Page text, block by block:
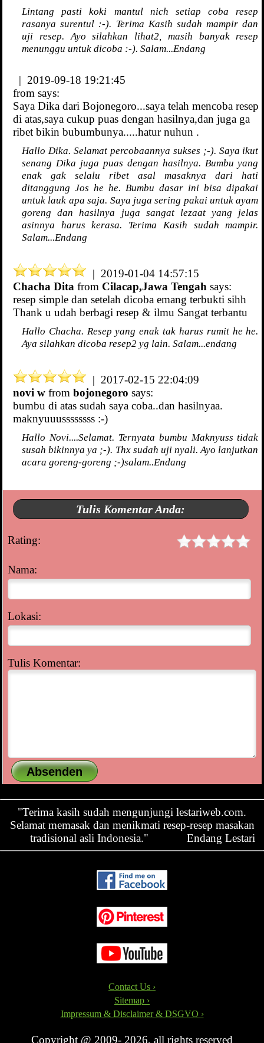
Lintang pasti koki mantul nich setiap coba resep
rasanya surentul :-). Terima Kasih sudah mampir dan
uji resep. Ayo silahkan lihat2, masih banyak resep
menunggu untuk dicoba :-). Salam...Endang
| 2019-09-18 19:21:45
from says:
Saya Dika dari Bojonegoro...saya telah mencoba resep
di atas,saya cukup puas dengan hasilnya,dan juga ga
ribet bikin bubumbunya.....hatur nuhun .
Hallo Dika. Selamat percobaannya sukses ;-). Saya ikut
senang Dika juga puas dengan hasilnya. Bumbu yang
enak gak selalu ribet asal masaknya dari hati
ditanggung Jos he he. Bumbu dasar ini bisa dipakai
untuk lauk apa saja. Saya juga sering pakai untuk ayam
goreng dan hasilnya juga sangat lezaat yang jelas
asinnya harus kerasa. Terima Kasih sudah mampir.
Salam...Endang
| 2019-01-04 14:57:15
Chacha Dita from Cilacap,Jawa Tengah says:
resep simple dan setelah dicoba emang terbukti sihh
Thank u udah berbagi resep & ilmu Sangat terbantu
Hallo Chacha. Resep yang enak tak harus rumit he he.
Aya silahkan dicoba resep2 yg lain. Salam...endang
| 2017-02-15 22:04:09
novi w from bojonegoro says:
bumbu di atas sudah saya coba..dan hasilnyaa.
maknyuuussssssss :-)
Hallo Novi....Selamat. Ternyata bumbu Maknyuss tidak
susah bikinnya ya ;-). Thx sudah uji nyali. Ayo lanjutkan
acara goreng-goreng ;-)salam..Endang
Tulis Komentar Anda:
Rating:
Nama:
Lokasi:
Tulis Komentar:
"Terima kasih sudah mengunjungi lestariweb.com.
Selamat memasak dan menikmati resep-resep masakan
tradisional asli Indonesia."
Endang Lestari
Contact Us ›
Sitemap ›
Impressum & Disclaimer & DSGVO ›
Copyright @ 2009- 2026, all rights reserved